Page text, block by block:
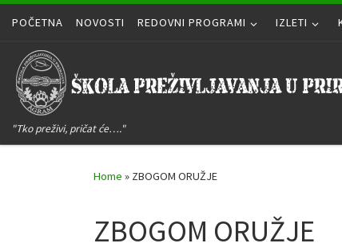
Skip to content
POČETNA NOVOSTI REDOVNI PROGRAMI IZLETI
"Tko preživi, pričat će…."
Home » ZBOGOM ORUŽJE
ZBOGOM ORUŽJE